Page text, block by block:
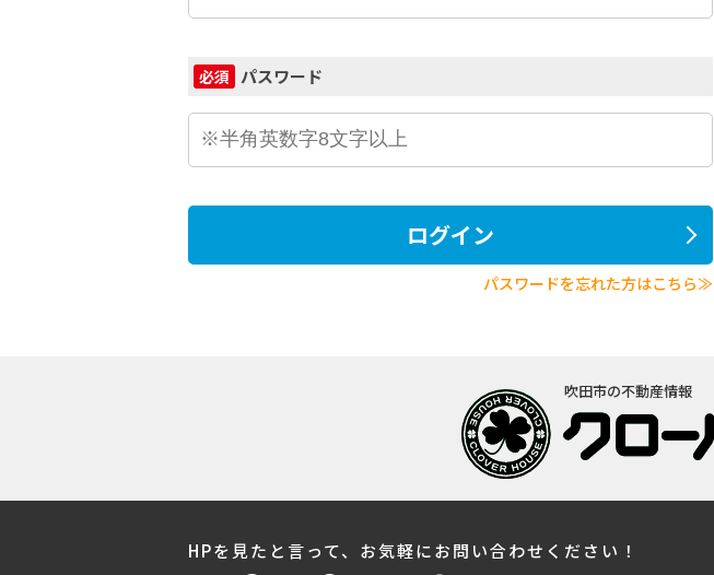
必須 パスワード
ログイン
パスワードを忘れた方はこちら≫
吹田市の不動産情報
HPを見たと言って、お気軽にお問い合わせください！